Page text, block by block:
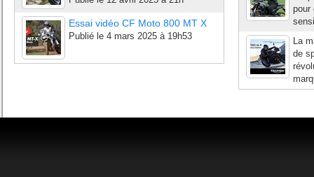
Essai vidéo CF Moto 800 MT X
Publié le 4 mars 2025 à 19h53
pour
La
de